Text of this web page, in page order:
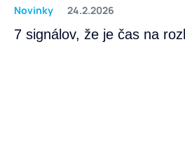
Novinky 24.2.2026
7 signálov, že je čas na